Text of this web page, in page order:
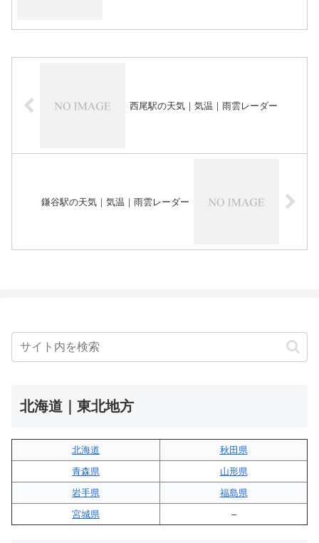
西尾駅の天気｜気温｜雨雲レーダー
鎌谷駅の天気｜気温｜雨雲レーダー
北海道｜東北地方
北海道
秋田県
青森県
山形県
岩手県
福島県
宮城県
–